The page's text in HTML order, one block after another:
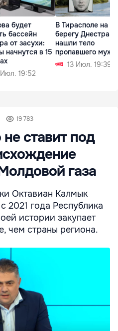
будет
бассейн
от засухи:
начнутся в 15
19:52
В Тирасполе на
берегу Днестра
нашли тело
пропавшего
13 Июл. 19:39
19 783
ставит под
газа
Октавиан Калмык
2021 года Республика
истории закупает
чем страны региона.